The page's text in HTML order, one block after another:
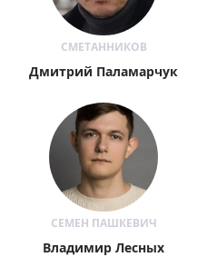
СМЕТАННИКОВ
Дмитрий Паламарчук
СЕМЕН ПАШКЕВИЧ
Владимир Лесных